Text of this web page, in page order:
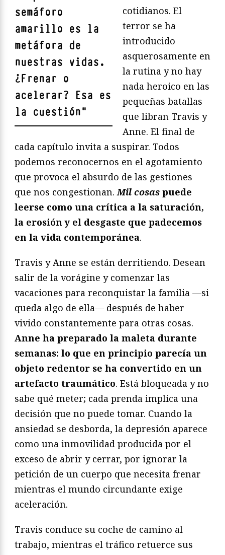
semáforo
amarillo es la
metáfora de
nuestras vidas.
¿Frenar o
acelerar? Esa es
la cuestión"
cotidianos. El
terror se ha
introducido
asquerosamente en
la rutina y no hay
nada heroico en las
pequeñas batallas
que libran Travis y
Anne. El final de
cada capítulo invita a suspirar. Todos
podemos reconocernos en el agotamiento
que provoca el absurdo de las gestiones
que nos congestionan. Mil cosas puede
leerse como una crítica a la saturación,
la erosión y el desgaste que padecemos
en la vida contemporánea.
Travis y Anne se están derritiendo. Desean
salir de la vorágine y comenzar las
vacaciones para reconquistar la familia —si
queda algo de ella— después de haber
vivido constantemente para otras cosas.
Anne ha preparado la maleta durante
semanas: lo que en principio parecía un
objeto redentor se ha convertido en un
artefacto traumático. Está bloqueada y no
sabe qué meter; cada prenda implica una
decisión que no puede tomar. Cuando la
ansiedad se desborda, la depresión aparece
como una inmovilidad producida por el
exceso de abrir y cerrar, por ignorar la
petición de un cuerpo que necesita frenar
mientras el mundo circundante exige
aceleración.
Travis conduce su coche de camino al
trabajo, mientras el tráfico retuerce sus